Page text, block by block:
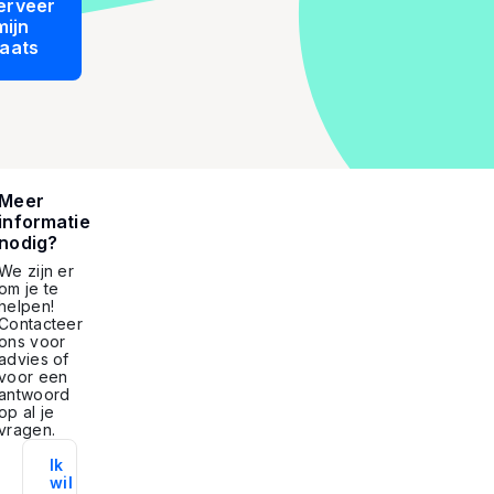
zijn er
je te
voor
of
een
al je
Ik
wil